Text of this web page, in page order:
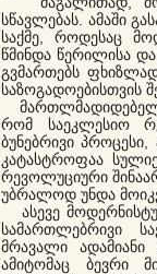
სწავლებას. ამაში
საქმე, როდესაც
წმინდა წერილისა
გვმართებს
საზოგადოებისთვის
მართლმადიდებელ
რომ საეკლესიო
ბუნებრივი
კატასტროფაა
რევოლუციური
უბრალოდ უნდა
ასევე
სამართლებრივი
მრავალი ადამიანი
ამიტომაც ბევრი